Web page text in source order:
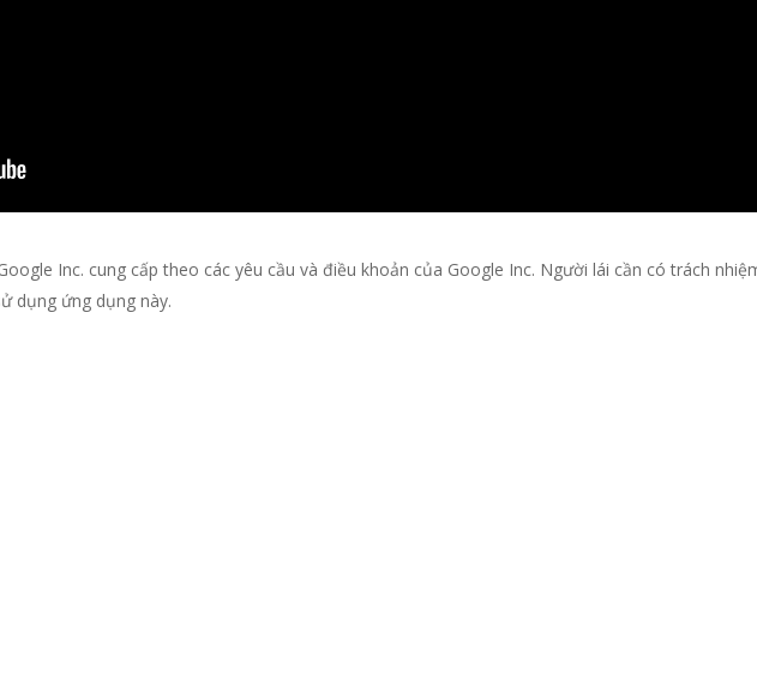
Inc. cung cấp theo các yêu cầu và điều khoản của Google Inc. Người lái cần có trách
dụng ứng dụng này.